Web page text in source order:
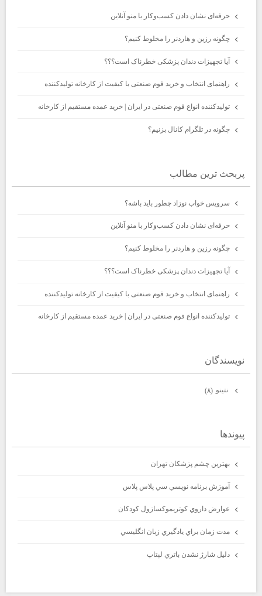
حرفه‌ای نشان دادن کسب‌وکار با منو آنلاین
چگونه رزین و هاردنر را مخلوط کنیم؟
آیا تجهیزات دندان پزشکی خطرناک است؟؟؟
راهنمای انتخاب و خرید فوم صنعتی با کیفیت از کارخانه تولیدکننده
تولیدکننده انواع فوم صنعتی در ایران | خرید عمده مستقیم از کارخانه
چگونه در تلگرام کانال بزنیم؟
پربحث ترين مطالب
سرویس خواب نوزاد چطور باید باشه؟
حرفه‌ای نشان دادن کسب‌وکار با منو آنلاین
چگونه رزین و هاردنر را مخلوط کنیم؟
آیا تجهیزات دندان پزشکی خطرناک است؟؟؟
راهنمای انتخاب و خرید فوم صنعتی با کیفیت از کارخانه تولیدکننده
تولیدکننده انواع فوم صنعتی در ایران | خرید عمده مستقیم از کارخانه
نويسندگان
نتينو (۸)
پيوندها
بهترين چشم پزشكان تهران
آموزش برنامه نويسي سي پلاس پلاس
عوارض داروي كوتريموكسازول كودكان
مدت زمان براي يادگيري زبان انگليسي
دليل شارژ نشدن باتري لپتاپ